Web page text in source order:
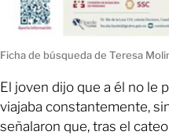
Ficha de búsqueda de Teresa
El joven dijo que a él no le
viajaba constantemente,
señalaron que, tras el